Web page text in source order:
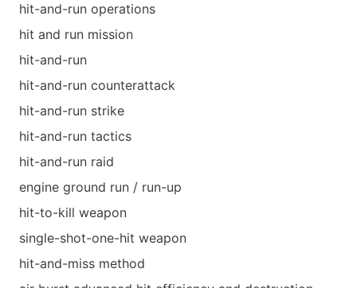
hit-and-run operations
hit and run mission
hit-and-run
hit-and-run counterattack
hit-and-run strike
hit-and-run tactics
hit-and-run raid
engine ground run / run-up
hit-to-kill weapon
single-shot-one-hit weapon
hit-and-miss method